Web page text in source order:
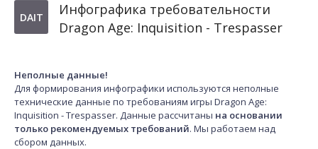
DAIT
Инфографика требовательности
Dragon Age: Inquisition - Trespasser
Неполные данные!
Для формирования инфографики используются неполные
технические данные по требованиям игры Dragon Age:
Inquisition - Trespasser. Данные рассчитаны на основании
только рекомендуемых требований. Мы работаем над
сбором данных.